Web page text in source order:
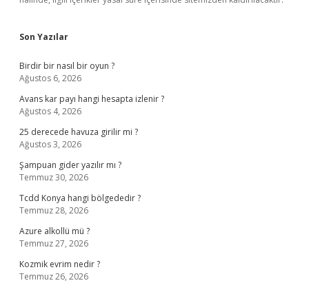
Son Yazılar
Birdir bir nasıl bir oyun ?
Ağustos 6, 2026
Avans kar payı hangi hesapta izlenir ?
Ağustos 4, 2026
25 derecede havuza girilir mi ?
Ağustos 3, 2026
Şampuan gider yazılır mı ?
Temmuz 30, 2026
Tcdd Konya hangi bölgededir ?
Temmuz 28, 2026
Azure alkollü mü ?
Temmuz 27, 2026
Kozmik evrim nedir ?
Temmuz 26, 2026